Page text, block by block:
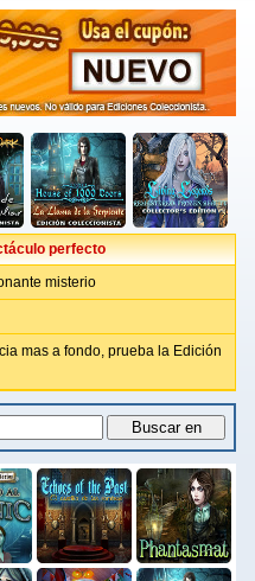
perfecto
misterio
mas a fondo, prueba la Edición